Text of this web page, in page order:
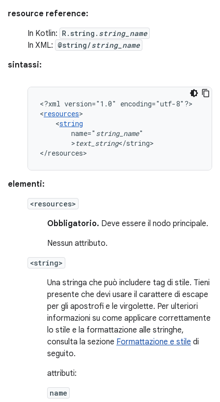
resource reference:
In Kotlin: R.string. string_name
In XML: @string/string_name
sintassi:
<?xml version="1.0"
encoding="utf-8"?>
<resources
<string
name=" string_name
>text_string</string>
</resources>
elementi:
<resources>
Obbligatorio. Deve essere il nodo principale.
Nessun attributo.
<string>
Una stringa che può includere tag di stile. Tieni
presente che devi usare il carattere di escape
per gli apostrofi e le virgolette. Per ulteriori
informazioni su come applicare correttamente
lo stile e la formattazione alle stringhe,
consulta la sezione Formattazione e stile di
seguito.
attributi:
name